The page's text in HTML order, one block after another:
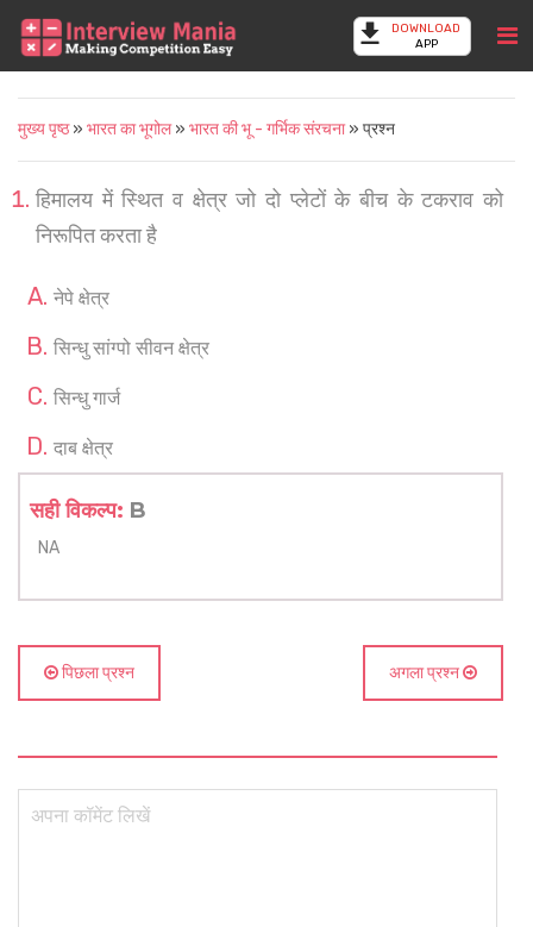
DOWNLOAD
APP
मुख्य पृष्ठ» भारत का भूगोल» भारत की भू - गर्भिक संरचना» प्रश्न
हिमालय में स्थित व क्षेत्र जो दो प्लेटों के बीच के टकराव को
निरूपित करता है
नेपे क्षेत्र
सिन्धु सांग्पो सीवन क्षेत्र
सिन्धु गार्ज
दाब क्षेत्र
सही विकल्प: B
NA
पिछला प्रश्न अगला प्रश्न